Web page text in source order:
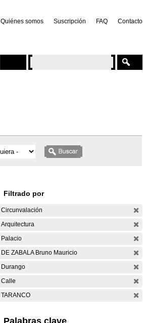
Quiénes somos Suscripción FAQ Contacto
Filtrado por
Circunvalación
Arquitectura
Palacio
DE ZABALA Bruno Mauricio
Durango
Calle
TARANCO
Palabras clave